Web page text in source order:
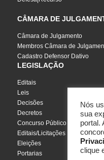
CÂMARA DE
Câmara de Julgamento
Membros Câmara de
Cadastro Defensor Dativo
LEGISLAÇÃO
Editais
Leis
Decisões
Decretos
Concurso Público
Editais/Licitações
Eleições
Portarias
Nós
sua
portal.
clique